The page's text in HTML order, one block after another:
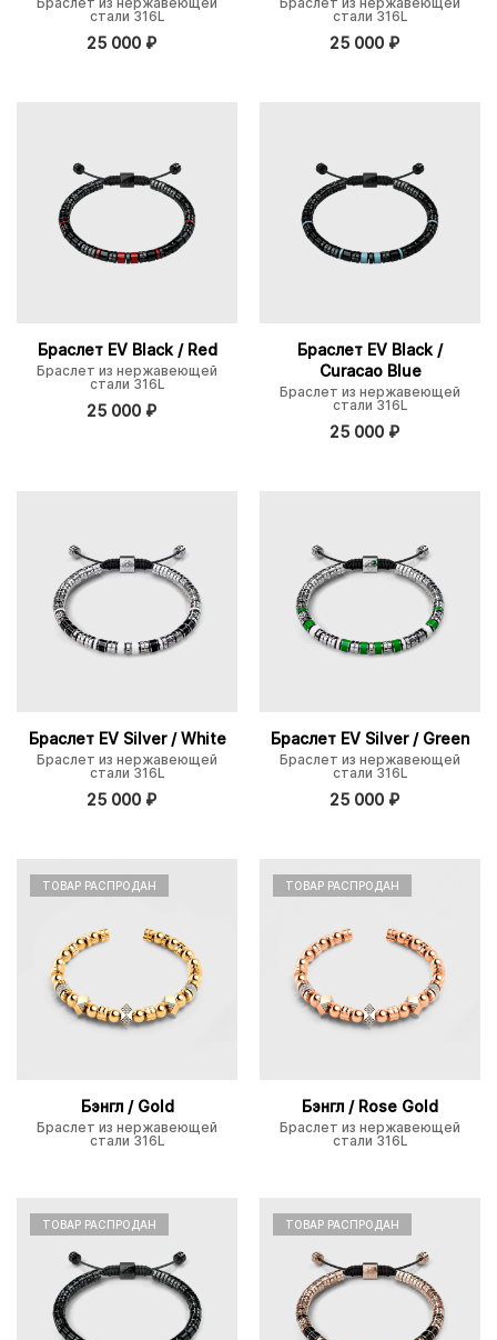
стали 316L
25 000 ₽
стали 316L
25 000 ₽
Браслет EV Black / Red
Браслет из нержавеющей
стали 316L
25 000 ₽
Браслет EV Black /
Curacao Blue
Браслет из нержавеющей
стали 316L
25 000 ₽
Браслет EV Silver / White
Браслет из нержавеющей
стали 316L
25 000 ₽
Браслет EV Silver / Green
Браслет из нержавеющей
стали 316L
25 000 ₽
ТОВАР РАСПРОДАН
Бэнгл / Gold
Браслет из нержавеющей
стали 316L
ТОВАР РАСПРОДАН
Бэнгл / Rose Gold
Браслет из нержавеющей
стали 316L
ТОВАР РАСПРОДАН ТОВАР РАСПРОДАН